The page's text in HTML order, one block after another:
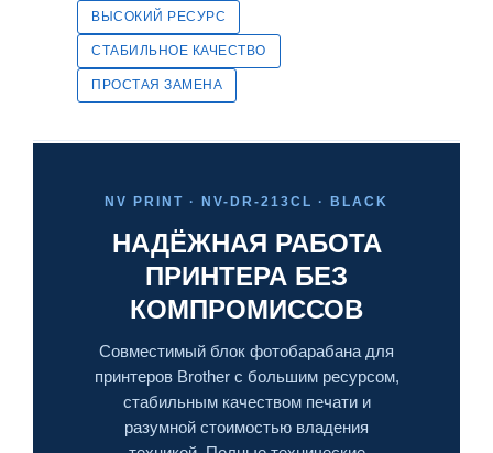
ВЫСОКИЙ РЕСУРС
СТАБИЛЬНОЕ КАЧЕСТВО
ПРОСТАЯ ЗАМЕНА
NV PRINT · NV-DR-213CL · BLACK
НАДЁЖНАЯ РАБОТА
ПРИНТЕРА БЕЗ
КОМПРОМИССОВ
Совместимый блок фотобарабана для
принтеров Brother с большим ресурсом,
стабильным качеством печати и
разумной стоимостью владения